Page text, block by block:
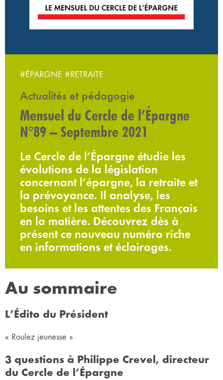
#ÉPARGNE #RETRAITE
Actualités et pédagogie
Mensuel du Cercle de l’Épargne
N°89 – Septembre 2021
Le Cercle de l’Épargne étudie les
évolutions de la législation
concernant l’épargne, la retraite et
la prévoyance. Il analyse, les
besoins et les attentes des Français
en la matière. Découvrez dès à
présent ce nouveau numéro riche
en informations et éclairages.
Au sommaire
L’Édito du Président
« Roulez jeunesse »
3 questions à Philippe Crevel, directeur
du Cercle de l’Épargne